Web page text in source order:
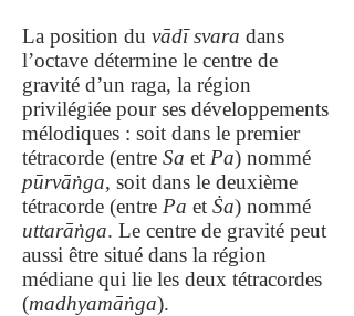
La position du vādī svara dans
l’octave détermine le centre de
gravité d’un raga, la région
privilégiée pour ses développements
mélodiques : soit dans le premier
tétracorde (entre Sa et Pa) nommé
pūrvāṅga, soit dans le deuxième
tétracorde (entre Pa et Ṡa) nommé
uttarāṅga. Le centre de gravité peut
aussi être situé dans la région
médiane qui lie les deux tétracordes
(madhyamāṅga).